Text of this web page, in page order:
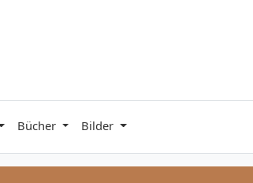
Bücher Bilder